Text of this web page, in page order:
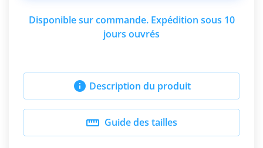
Disponible sur commande. Expédition sous 10
jours ouvrés
 Description du produit
 Guide des tailles